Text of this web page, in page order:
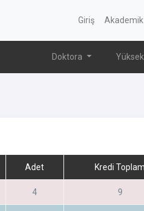
Giriş
Doktora
Adet Kredi Toplam
4 9